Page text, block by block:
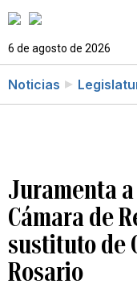
6 de agosto de 2026
Noticias
Juramenta
Cámara de
sustituto de
Rosario